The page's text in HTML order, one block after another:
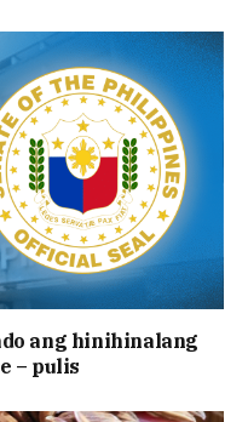
ang hinihinalang
– pulis